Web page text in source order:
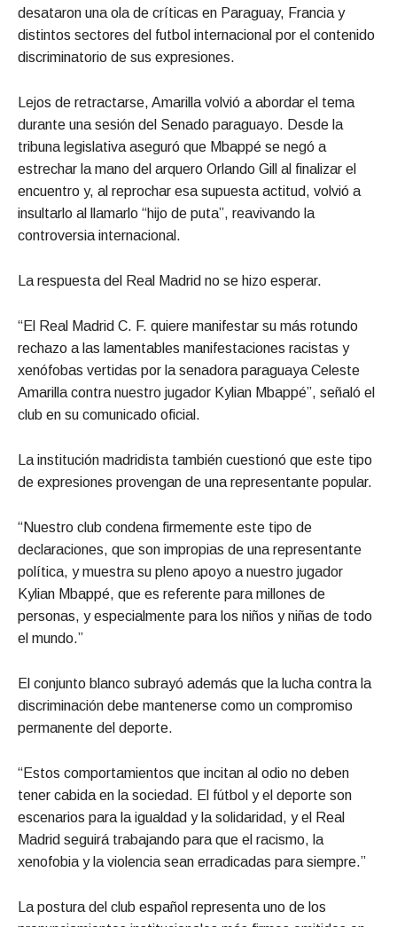
desataron una ola de críticas en Paraguay, Francia y
distintos sectores del futbol internacional por el contenido
discriminatorio de sus expresiones.
Lejos de retractarse, Amarilla volvió a abordar el tema
durante una sesión del Senado paraguayo. Desde la
tribuna legislativa aseguró que Mbappé se negó a
estrechar la mano del arquero Orlando Gill al finalizar el
encuentro y, al reprochar esa supuesta actitud, volvió a
insultarlo al llamarlo “hijo de puta”, reavivando la
controversia internacional.
La respuesta del Real Madrid no se hizo esperar.
“El Real Madrid C. F. quiere manifestar su más rotundo
rechazo a las lamentables manifestaciones racistas y
xenófobas vertidas por la senadora paraguaya Celeste
Amarilla contra nuestro jugador Kylian Mbappé”, señaló el
club en su comunicado oficial.
La institución madridista también cuestionó que este tipo
de expresiones provengan de una representante popular.
“Nuestro club condena firmemente este tipo de
declaraciones, que son impropias de una representante
política, y muestra su pleno apoyo a nuestro jugador
Kylian Mbappé, que es referente para millones de
personas, y especialmente para los niños y niñas de todo
el mundo.”
El conjunto blanco subrayó además que la lucha contra la
discriminación debe mantenerse como un compromiso
permanente del deporte.
“Estos comportamientos que incitan al odio no deben
tener cabida en la sociedad. El fútbol y el deporte son
escenarios para la igualdad y la solidaridad, y el Real
Madrid seguirá trabajando para que el racismo, la
xenofobia y la violencia sean erradicadas para siempre.”
La postura del club español representa uno de los